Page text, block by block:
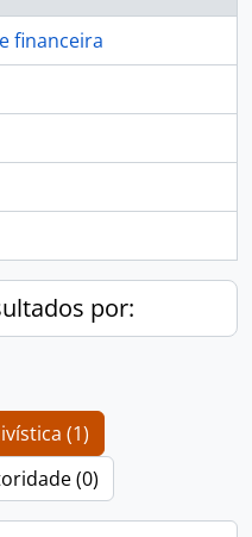
financeira
por:
(1)
(0)